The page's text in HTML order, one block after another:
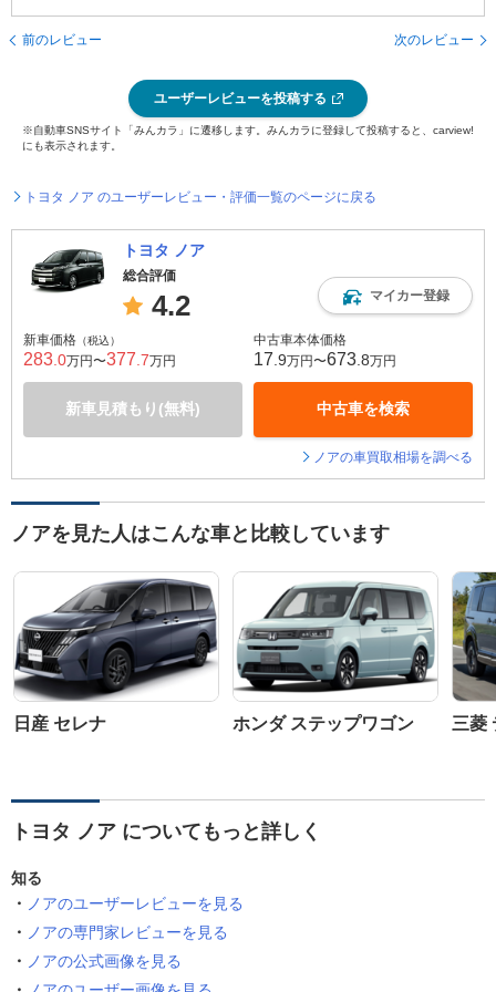
前のレビュー 次のレビュー
ユーザーレビューを投稿する
※自動車SNSサイト「みんカラ」に遷移します。みんカラに登録して投稿すると、carview!
にも表示されます。
トヨタ ノア のユーザーレビュー・評価一覧のページに戻る
トヨタ ノア
総合評価
4.2 マイカー登録
新車価格 （税込）
283 .0万円〜377 .7万円
新車見積もり(無料)
中古車本体価格
17 .9万円〜673 .8万円
中古車を検索
ノアの車買取相場を調べる
ノアを見た人はこんな車と比較しています
日産 セレナ ホンダ ステップワゴン 三菱
トヨタ ノア についてもっと詳しく
知る
ノアのユーザーレビューを見る
ノアの専門家レビューを見る
ノアの公式画像を見る